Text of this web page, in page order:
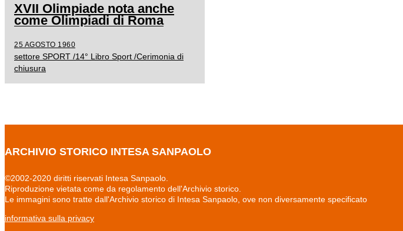
XVII Olimpiade nota anche
come Olimpiadi di Roma
25 AGOSTO 1960
settore SPORT /14° Libro Sport /Cerimonia di
chiusura
ARCHIVIO STORICO INTESA SANPAOLO
©2002-2020 diritti riservati Intesa Sanpaolo.
Riproduzione vietata come da regolamento dell'Archivio storico.
Le immagini sono tratte dall'Archivio storico di Intesa Sanpaolo, ove non diversamente specificato
informativa sulla privacy